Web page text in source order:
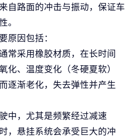
自路面的冲击与振动，保证车
。
原因包括：
常采用橡胶材质，在长时间
化、温度变化（冬硬夏软）
逐渐老化，失去弹性并产生
中，尤其是频繁经过减速
，悬挂系统会承受巨大的冲